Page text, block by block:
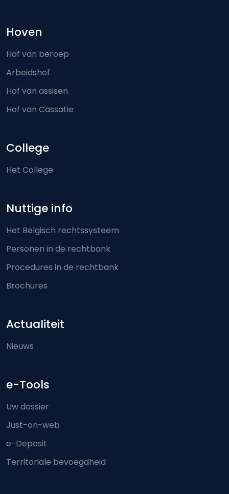
Hoven
Hof van beroep
Arbeidshof
Hof van assisen
Hof van Cassatie
College
Het College
Nuttige info
Het Belgisch rechtssysteem
Personen in de rechtbank
Procedures in de rechtbank
Brochures
Actualiteit
Nieuws
e-Tools
Uw dossier
Just-on-web
e-Deposit
Territoriale bevoegdheid